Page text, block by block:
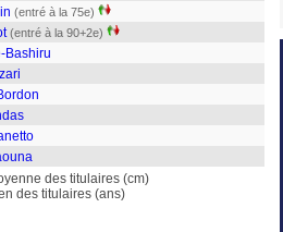
(entré à la 75e)
(entré à la 90+2e)
Bashiru
des titulaires (cm)
des titulaires (ans)